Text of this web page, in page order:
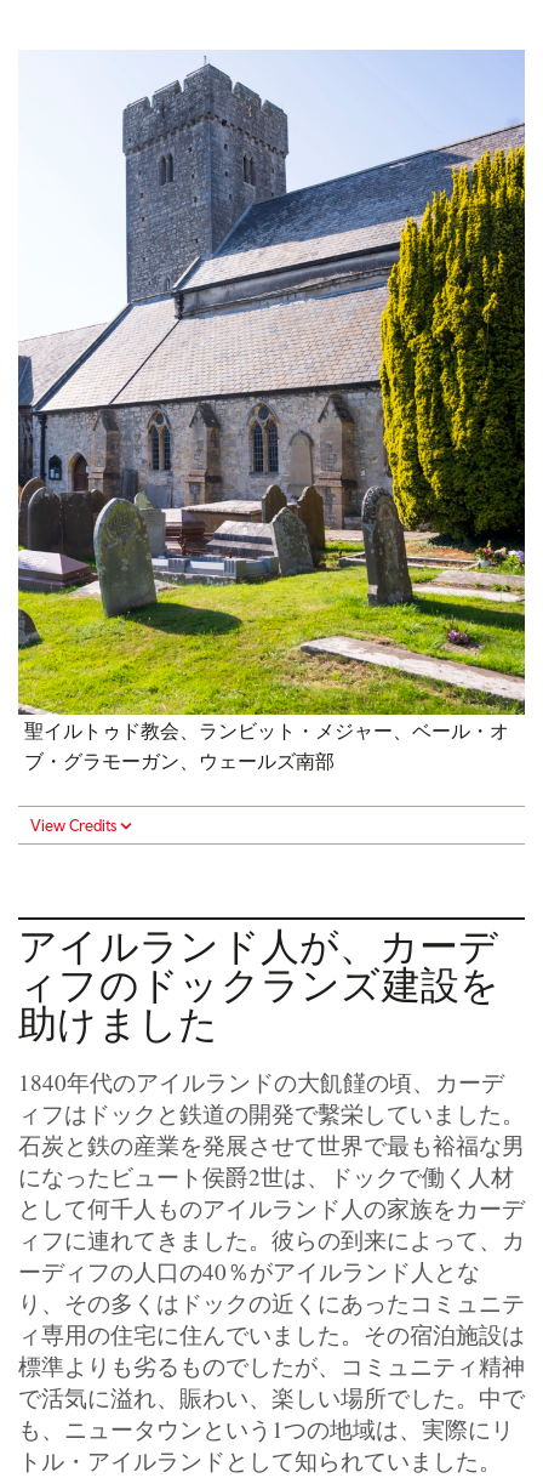
聖イルトゥド教会、ランビット・メジャー、ベール・オ
ブ・グラモーガン、ウェールズ南部
View Credits
アイルランド人が、カーデ
ィフのドックランズ建設を
助けました
1840年代のアイルランドの大飢饉の頃、カーデ
ィフはドックと鉄道の開発で繫栄していました。
石炭と鉄の産業を発展させて世界で最も裕福な男
になったビュート侯爵2世は、ドックで働く人材
として何千人ものアイルランド人の家族をカーデ
ィフに連れてきました。彼らの到来によって、カ
ーディフの人口の40％がアイルランド人とな
り、その多くはドックの近くにあったコミュニテ
ィ専用の住宅に住んでいました。その宿泊施設は
標準よりも劣るものでしたが、コミュニティ精神
で活気に溢れ、賑わい、楽しい場所でした。中で
も、ニュータウンという1つの地域は、実際にリ
トル・アイルランドとして知られていました。